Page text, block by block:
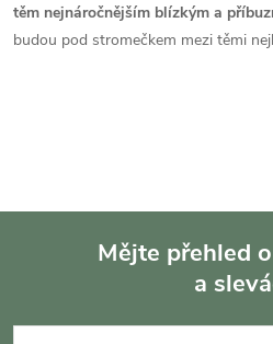
těm nejnáročnějším blízkým a
budou pod stromečkem mezi těmi
Mějte přehled
a